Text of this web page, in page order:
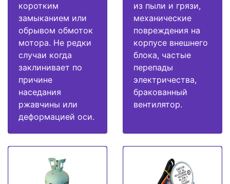
коротким
замыканием или
обрывом обмоток
мотора. Не редки
случаи когда
заклинивает по
причине
наседания
ржавчины или
деформацией оси.
из пыли и грязи,
механические
повреждения на
корпусе внешнего
блока, частые
перепады
электричества,
бракованный
вентилятор.